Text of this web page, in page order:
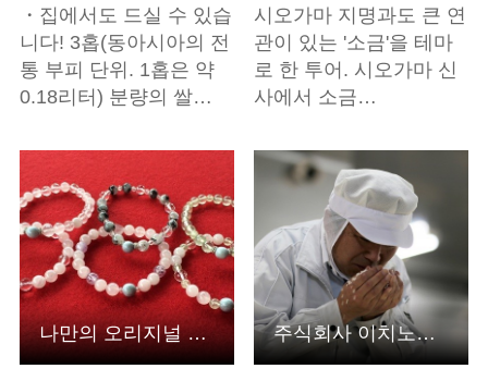
・집에서도 드실 수 있습
니다! 3홉(동아시아의 전
통 부피 단위. 1홉은 약
0.18리터) 분량의 쌀…
시오가마 지명과도 큰 연
관이 있는 '소금'을 테마
로 한 투어. 시오가마 신
사에서 소금…
나만의 오리지널 액세서리! 국가보석 비취로 팔찌 만들기 체험
기본정보 보기
주식회사 이치노쿠라